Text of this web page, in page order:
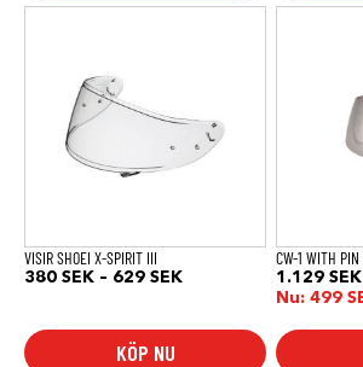
VISIR SHOEI X-SPIRIT III
380 SEK – 629 SEKPrisintervall:
629 SEK
KÖP NU
varianter.
alternativen
produktsidan
CW-1 WITH PIN
1.129 SEK
Nu: 499